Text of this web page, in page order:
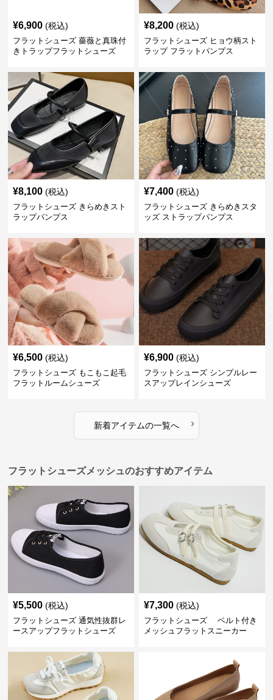
¥6,900 (税込)
フラットシューズ 薔薇と真珠付
きトラップフラットシューズ
¥8,200 (税込)
フラットシューズ ヒョウ柄スト
ラップ フラットパンプス
¥8,100 (税込)
フラットシューズ きらめきスト
ラップパンプス
¥7,400 (税込)
フラットシューズ きらめきスタ
ッズ ストラップパンプス
¥6,500 (税込)
フラットシューズ もこもこ起毛
フラットルームシューズ
¥6,900 (税込)
フラットシューズ シンプルレー
スアップレインシューズ
新着アイテムの一覧へ ›
フラットシューズメッシュのおすすめアイテム
¥5,500 (税込)
フラットシューズ 通気性抜群レ
ースアップフラットシューズ
¥7,300 (税込)
フラットシューズ ベルト付き
メッシュフラットスニーカー